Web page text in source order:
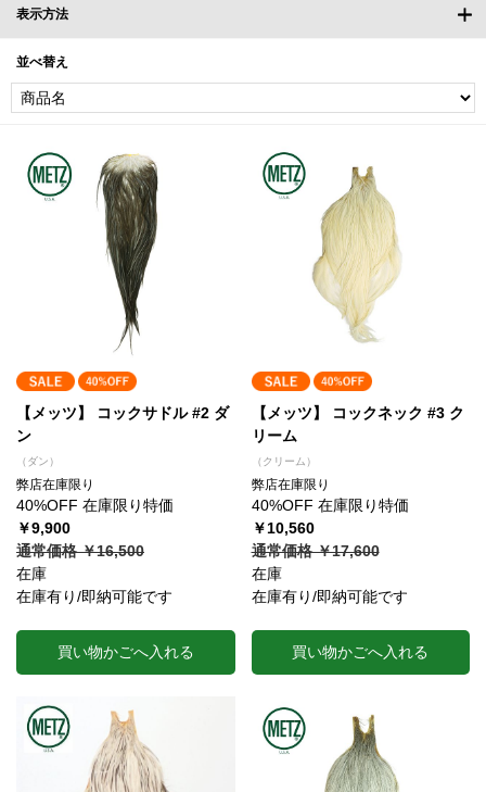
表示方法
並べ替え
【メッツ】 コックサドル #2 ダ
ン
（ダン）
弊店在庫限り
40%OFF 在庫限り特価
￥9,900
通常価格 ￥16,500
在庫
在庫有り/即納可能です
買い物かごへ入れる
【メッツ】 コックネック #3 ク
リーム
（クリーム）
弊店在庫限り
40%OFF 在庫限り特価
￥10,560
通常価格 ￥17,600
在庫
在庫有り/即納可能です
買い物かごへ入れる